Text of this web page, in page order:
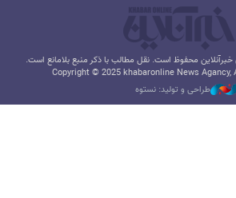
محفوظ است. نقل مطالب با ذکر منبع بلامانع است.
Copyright © 2025 khabaronline News
طراحی و تولید: نستوه